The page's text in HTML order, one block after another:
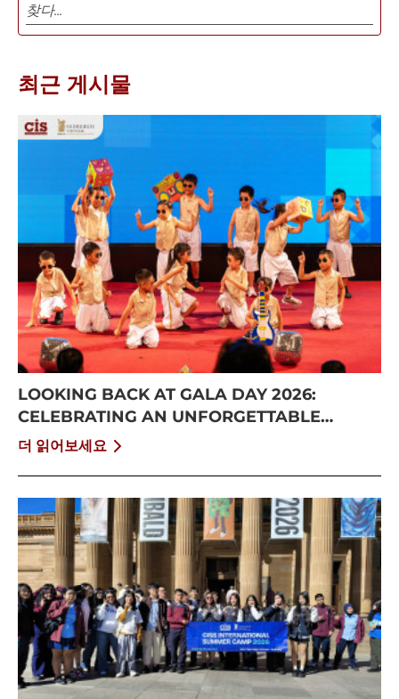
최근 게시물
LOOKING BACK AT GALA DAY 2026:
CELEBRATING AN UNFORGETTABLE
SUMMER AT CISS
더 읽어보세요